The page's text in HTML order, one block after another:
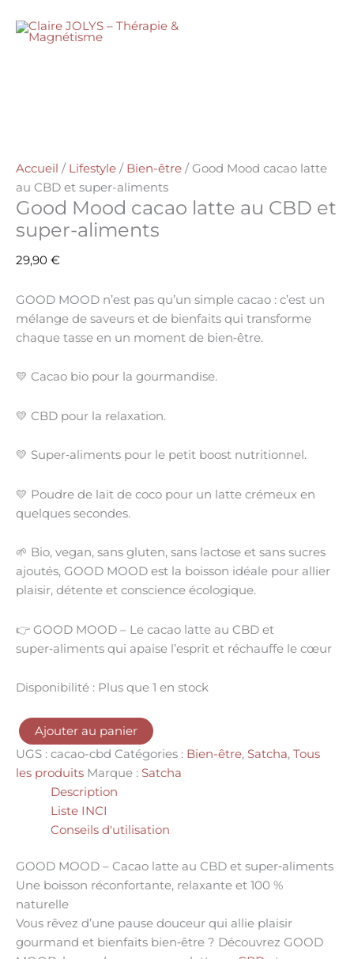
contenu
Accueil / Lifestyle / Bien-être / Good Mood cacao latte
au CBD et super-aliments
Good Mood cacao latte au CBD et
super-aliments
29,90 €
GOOD MOOD n’est pas qu’un simple cacao : c’est un
mélange de saveurs et de bienfaits qui transforme
chaque tasse en un moment de bien‑être.
💛 Cacao bio pour la gourmandise.
💛 CBD pour la relaxation.
💛 Super‑aliments pour le petit boost nutritionnel.
💛 Poudre de lait de coco pour un latte crémeux en
quelques secondes.
🌱 Bio, vegan, sans gluten, sans lactose et sans sucres
ajoutés, GOOD MOOD est la boisson idéale pour allier
plaisir, détente et conscience écologique.
👉 GOOD MOOD – Le cacao latte au CBD et
super‑aliments qui apaise l’esprit et réchauffe le cœur
Disponibilité : Plus que 1 en stock
de
et
super-
aliments
Ajouter au panier
UGS : cacao-cbd Catégories : Bien-être, Satcha, Tous
les produits Marque : Satcha
Description
Liste INCI
Conseils d'utilisation
GOOD MOOD – Cacao latte au CBD et super‑aliments
Une boisson réconfortante, relaxante et 100 %
naturelle
Vous rêvez d’une pause douceur qui allie plaisir
gourmand et bienfaits bien‑être ? Découvrez GOOD
Mood
cacao